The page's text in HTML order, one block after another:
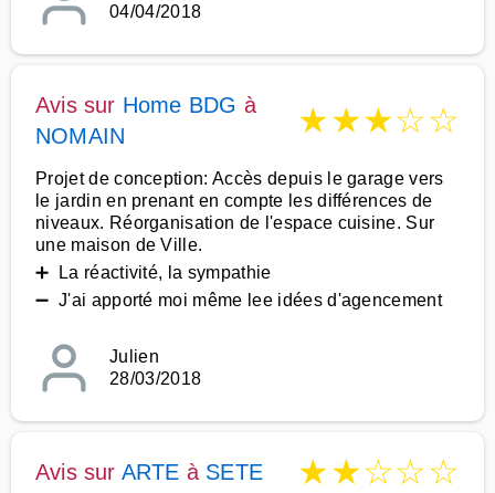
04/04/2018
Avis sur Home BDG à
NOMAIN
★★★☆☆
Projet de conception: Accès depuis le garage vers
le jardin en prenant en compte les différences de
niveaux. Réorganisation de l'espace cuisine. Sur
une maison de Ville.
➕ La réactivité, la sympathie
➖ J'ai apporté moi même lee idées d'agencement
Julien
28/03/2018
Avis sur ARTE à SETE ★★☆☆☆